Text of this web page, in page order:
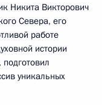
Никита Викторович
Севера, его
работе
истории
уникальных